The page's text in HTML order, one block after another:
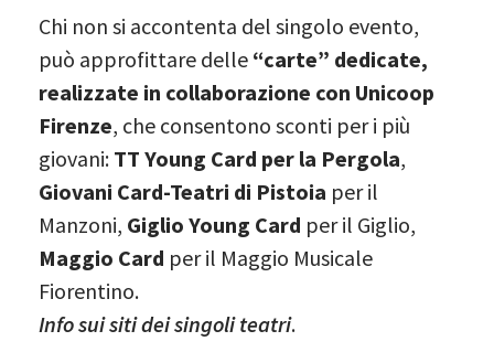
Chi non si accontenta del singolo evento,
può approfittare delle “carte” dedicate,
realizzate in collaborazione con Unicoop
Firenze, che consentono sconti per i più
giovani: TT Young Card per la Pergola,
Giovani Card-Teatri di Pistoia per il
Manzoni, Giglio Young Card per il Giglio,
Maggio Card per il Maggio Musicale
Fiorentino.
Info sui siti dei singoli teatri.